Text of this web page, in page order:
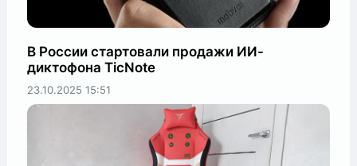
В России стартовали продажи ИИ-
диктофона TicNote
23.10.2025 15:51